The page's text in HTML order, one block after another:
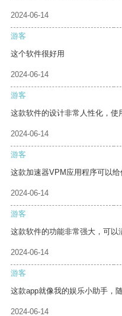
2024-06-14
游客
这个软件很好用
2024-06-14
游客
这款软件的设计非常人性化，使
2024-06-14
游客
这款加速器VPM应用程序可以给
2024-06-14
游客
这款软件的功能非常强大，可以
2024-06-14
游客
这款app就像我的娱乐小助手，
2024-06-14